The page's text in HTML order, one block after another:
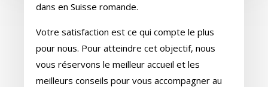
dans en Suisse romande.
Votre satisfaction est ce qui compte le plus
pour nous. Pour atteindre cet objectif, nous
vous réservons le meilleur accueil et les
meilleurs conseils pour vous accompagner au